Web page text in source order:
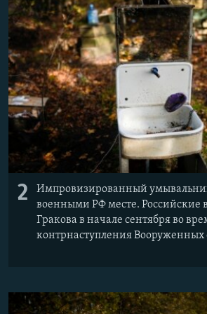
2
Импровизированный
военными РФ месте. Российские
Гракова в начале сентября во
контрнаступления